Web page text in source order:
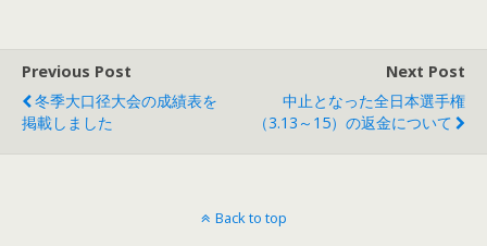
Previous Post
冬季大口径大会の成績表を
掲載しました
Next Post
中止となった全日本選手権
（3.13～15）の返金について
Back to top